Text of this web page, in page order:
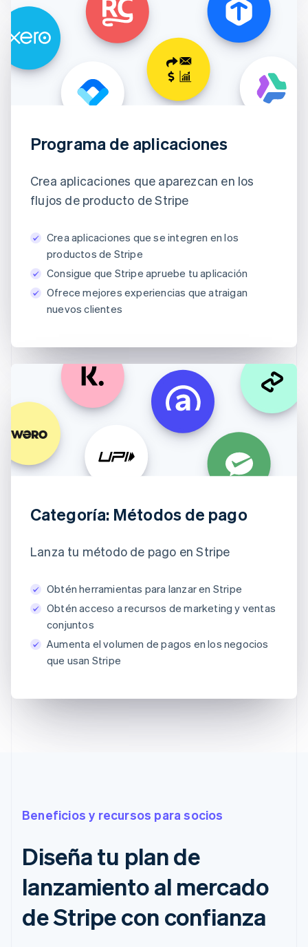
Programa de aplicaciones
Crea aplicaciones que aparezcan en los
flujos de producto de Stripe
Crea aplicaciones que se integren en los
productos de Stripe
Consigue que Stripe apruebe tu aplicación
Ofrece mejores experiencias que atraigan
nuevos clientes
Categoría: Métodos de pago
Lanza tu método de pago en Stripe
Obtén herramientas para lanzar en Stripe
Obtén acceso a recursos de marketing y ventas
conjuntos
Aumenta el volumen de pagos en los negocios
que usan Stripe
Beneficios y recursos para socios
Diseña tu plan de
lanzamiento al mercado
de Stripe con confianza